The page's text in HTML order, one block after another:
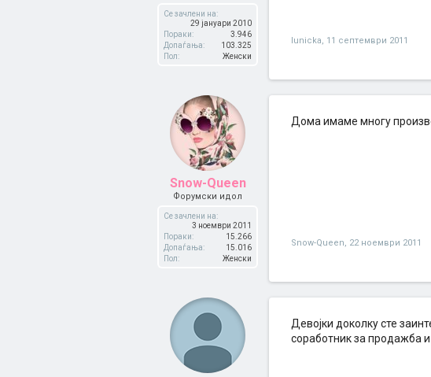
Се зачлени на:
29 јануари 2010
Пораки:
3.946
Допаѓања:
103.325
Пол:
Женски
lunicka, 11 септември 2011
Snow-Queen
Форумски идол
Се зачлени на:
3 ноември 2011
Пораки:
15.266
Допаѓања:
15.016
Пол:
Женски
Дома имаме многу
Snow-Queen, 22 ноември 2011
Девојки доколку сте
соработник за продажба